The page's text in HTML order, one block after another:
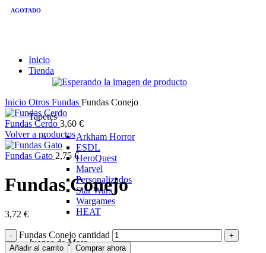
Inicio
Tienda
Tapetes
Arkham Horror
ESDL
HeroQuest
Marvel
Personalizados
Star Wars
Wargames
HEAT
Juegos de Mesa
Inicio Otros Fundas Fundas Conejo
Fundas Cerdo 3,60 €
Volver a productos
Fundas Gato 2,75 €
Fundas Conejo
3,72 €
Fundas Conejo cantidad
Añadir al carrito Comprar ahora
AGOTADO